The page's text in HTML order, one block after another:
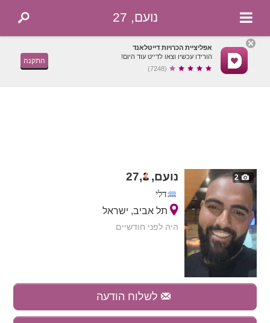
נועם, 27
אפליציית הכרויות דייטלאנד
הורידו עכשיו וצאו לדייט עוד היום!
(7248)
התקנה
2 נועם, ,
27
דלי
תל אביב, ישראל
היה לפני חודשיים
לשלוח הודעה